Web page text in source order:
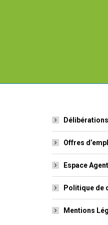
Offres
Espace Agent
Politique de
Mentions